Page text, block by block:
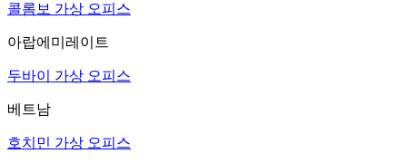
콜롬보 가상 오피스
아랍에미레이트
두바이 가상 오피스
베트남
호치민 가상 오피스